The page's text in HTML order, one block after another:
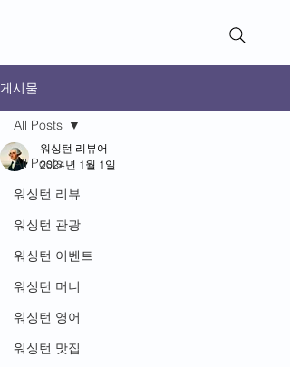
게시물
All Posts
워싱턴 리뷰
워싱턴 관광
워싱턴 이벤트
워싱턴 머니
워싱턴 영어
워싱턴 맛집
All Posts
워싱턴 리뷰어
2024년 1월 1일